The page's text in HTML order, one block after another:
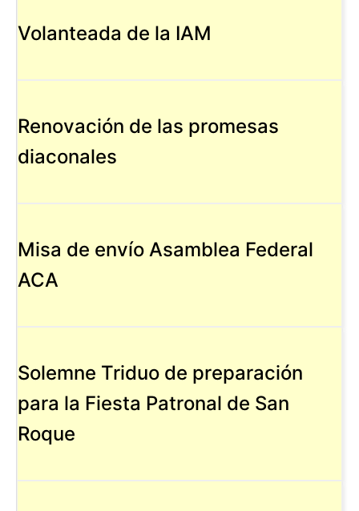
Volanteada de la IAM
Renovación de las promesas
diaconales
Misa de envío Asamblea Federal
ACA
Solemne Triduo de preparación
para la Fiesta Patronal de San
Roque